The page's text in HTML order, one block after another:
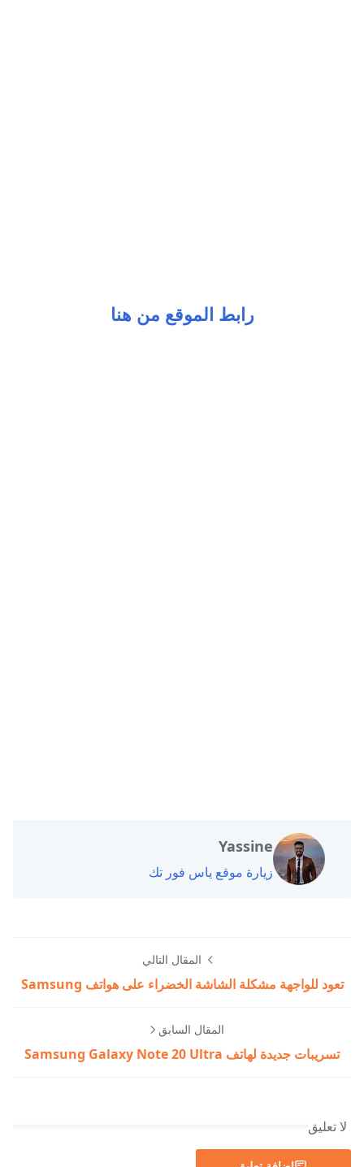
رابط الموقع من هنا
Yassine
زيارة موقع ياس فور تك
المقال التالي
تعود للواجهة مشكلة الشاشة الخضراء على هواتف Samsung
المقال السابق
تسريبات جديدة لهاتف Samsung Galaxy Note 20 Ultra
لا تعليق